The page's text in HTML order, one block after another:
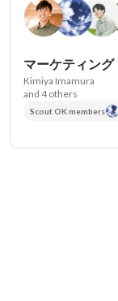
マーケティング
Kimiya Imamura
and 4 others
Scout OK members